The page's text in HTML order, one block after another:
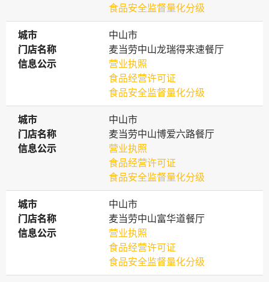
食品安全监督量化分级
城市
城市
中山市
门店名称
门店名称
麦当劳中山龙瑞得来速餐厅
信息公示
信息公示
营业执照
食品经营许可证
食品安全监督量化分级
城市
城市
中山市
门店名称
门店名称
麦当劳中山博爱六路餐厅
信息公示
信息公示
营业执照
食品经营许可证
食品安全监督量化分级
城市
城市
中山市
门店名称
门店名称
麦当劳中山富华道餐厅
信息公示
信息公示
营业执照
食品经营许可证
食品安全监督量化分级